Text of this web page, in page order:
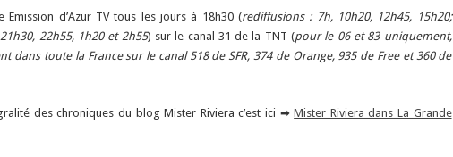
Emission d’Azur TV tous les jours à 18h30 (rediffusions : 7h, 10h20, 12h45, 15h20;
22h55, 1h20 et 2h55) sur le canal 31 de la TNT (pour le 06 et 83 uniquement,
dans toute la France sur le canal 518 de SFR, 374 de Orange, 935 de Free et 360 de
des chroniques du blog Mister Riviera c’est ici ➡Mister Riviera dans La Grande